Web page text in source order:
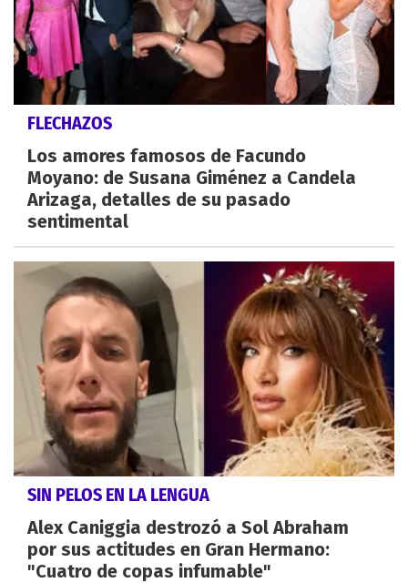
FLECHAZOS
Los amores famosos de Facundo
Moyano: de Susana Giménez a Candela
Arizaga, detalles de su pasado
sentimental
SIN PELOS EN LA LENGUA
Alex Caniggia destrozó a Sol Abraham
por sus actitudes en Gran Hermano:
"Cuatro de copas infumable"